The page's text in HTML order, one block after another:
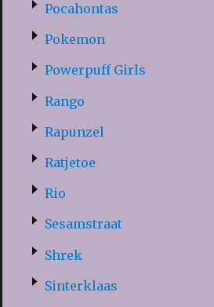
Pocahontas
Pokemon
Powerpuff Girls
Rango
Rapunzel
Ratjetoe
Rio
Sesamstraat
Shrek
Sinterklaas